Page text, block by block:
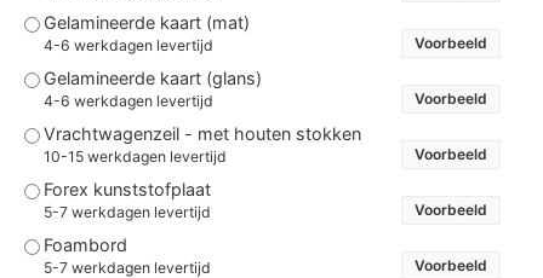
Gelamineerde kaart (mat)
4-6 werkdagen levertijd Voorbeeld
Gelamineerde kaart (glans)
4-6 werkdagen levertijd Voorbeeld
Vrachtwagenzeil - met houten stokken
10-15 werkdagen levertijd Voorbeeld
Forex kunststofplaat
5-7 werkdagen levertijd Voorbeeld
Foambord
5-7 werkdagen levertijd Voorbeeld